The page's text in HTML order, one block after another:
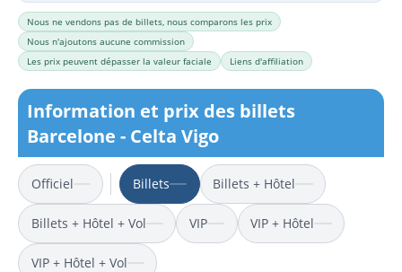
Nous ne vendons pas de billets, nous comparons les prix
Nous n'ajoutons aucune commission
Les prix peuvent dépasser la valeur faciale
Liens d'affiliation
Information et prix des billets
Barcelone - Celta Vigo
Officiel Billets Billets + Hôtel
Billets + Hôtel + Vol VIP VIP + Hôtel
VIP + Hôtel + Vol